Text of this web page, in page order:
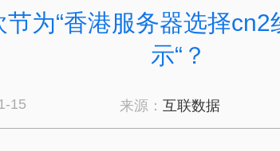
为“香港服务器选择cn2
示“？
15 来源： 互联数据